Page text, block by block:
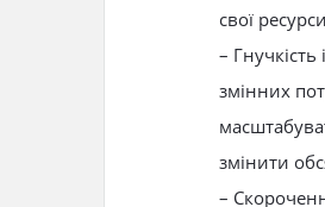
свої
–
змінних
змінити
–